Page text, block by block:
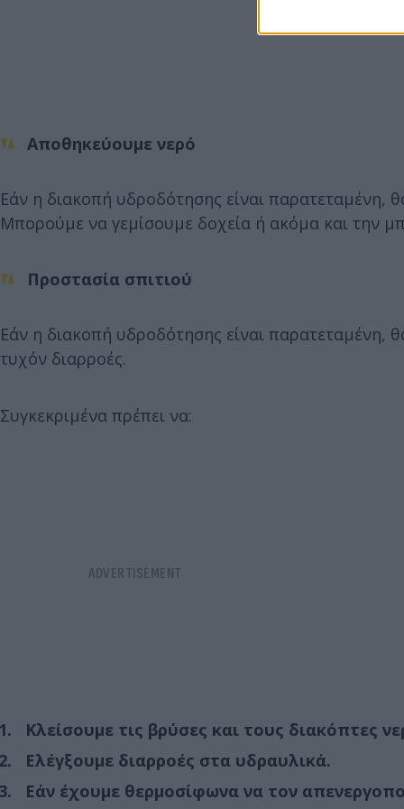
Αποθηκεύουμε νερό
Εάν η διακοπή υδροδότησης είναι παρατεταμένη,
Μπορούμε να γεμίσουμε δοχεία ή ακόμα και την
Προστασία σπιτιού
Εάν η διακοπή υδροδότησης είναι παρατεταμένη,
τυχόν διαρροές.
Συγκεκριμένα πρέπει να:
Κλείσουμε τις βρύσες και τους διακόπτες
Ελέγξουμε διαρροές στα υδραυλικά.
Εάν έχουμε θερμοσίφωνα να τον